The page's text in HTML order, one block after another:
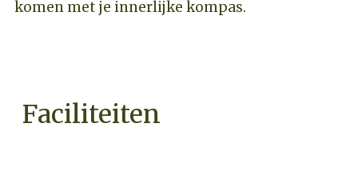
komen met je innerlijke kompas.
Faciliteiten